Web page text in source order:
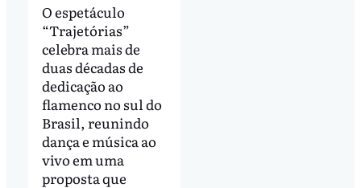
O espetáculo
“Trajetórias”
celebra mais de
duas décadas de
dedicação ao
flamenco no sul do
Brasil, reunindo
dança e música ao
vivo em uma
proposta que